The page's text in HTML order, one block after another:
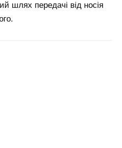
шлях передачі від носія